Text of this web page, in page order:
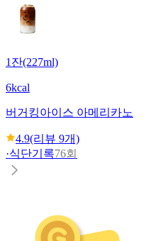
1잔(227ml)
6kcal
버거킹아이스 아메리카노
4.9(리뷰 9개)
·식단기록76회